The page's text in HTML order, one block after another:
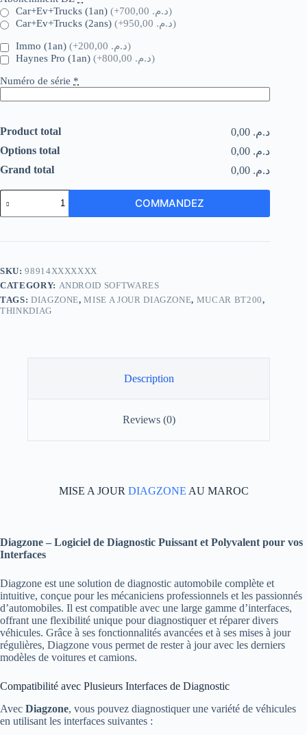
Car+Ev+Trucks (1an)
(+د.م. 700,00)
Car+Ev+Trucks (2ans)
(+د.م. 950,00)
Immo (1an)
(+د.م. 200,00)
Haynes Pro (1an)
(+د.م. 800,00)
Numéro de série *
Product total
د.م. 0,00
Options total
د.م. 0,00
Grand total
د.م. 0,00
Diagzone
Pour
Mucar
quantity
COMMANDEZ
SKU:98914XXXXXXX
CATEGORY: ANDROID SOFTWARES
TAGS: DIAGZONE,MISE A JOUR DIAGZONE, MUCAR BT200,
THINKDIAG
Description
Reviews (0)
MISE A JOUR DIAGZONE AU MAROC
Diagzone – Logiciel de Diagnostic Puissant et Polyvalent pour vos
Interfaces
Diagzone est une solution de diagnostic automobile complète et
intuitive, conçue pour les mécaniciens professionnels et les passionnés
d’automobiles. Il est compatible avec une large gamme d’interfaces,
offrant une flexibilité unique pour diagnostiquer et réparer divers
véhicules. Grâce à ses fonctionnalités avancées et à ses mises à jour
régulières, Diagzone vous permet de rester à jour avec les derniers
modèles de voitures et camions.
Compatibilité avec Plusieurs Interfaces de Diagnostic
Avec Diagzone, vous pouvez diagnostiquer une variété de véhicules
en utilisant les interfaces suivantes :